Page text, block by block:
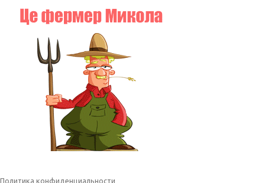
Политика конфиденциальности